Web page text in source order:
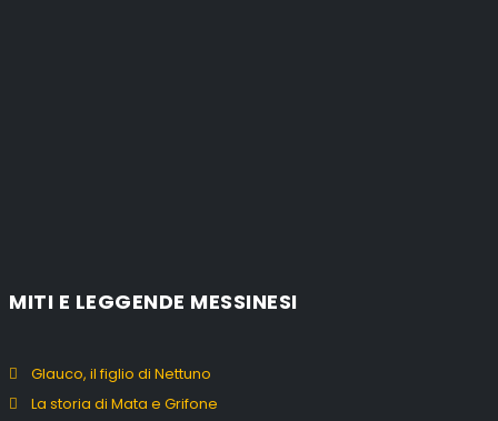
MITI E LEGGENDE MESSINESI
Glauco, il figlio di Nettuno
La storia di Mata e Grifone